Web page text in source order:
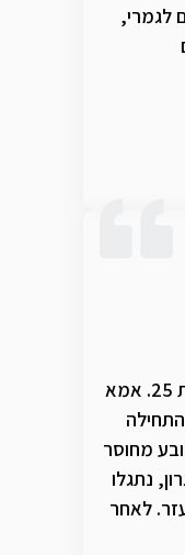
לגמרי,
אני גננת במקצועי. שנה שלישית. בת 25. אמא
מחוסר
נתגלו
לאחר